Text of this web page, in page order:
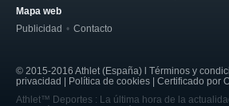
Mapa web
Publicidad
Contacto
© 2015-2016 Athlet (España) l Términos y
privacidad | Política de cookies | Certificado por
Athlet™ Deportes : La última hora de la